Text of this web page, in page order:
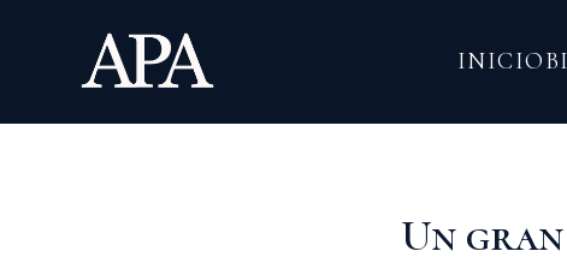
contenido
INICIO
Un gran